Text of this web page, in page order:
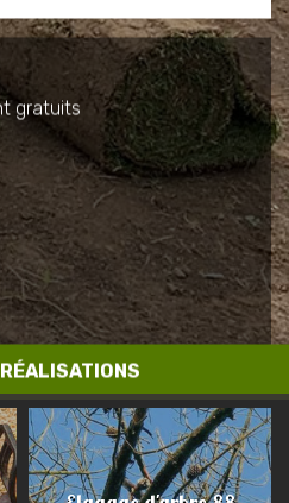
gratuits